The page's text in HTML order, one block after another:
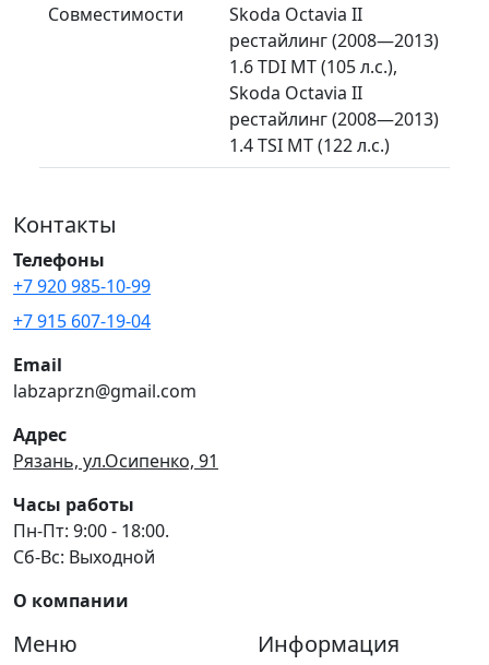
Совместимости
Skoda Octavia II
рестайлинг (2008—2013)
1.6 TDI MT (105 л.с.),
Skoda Octavia II
рестайлинг (2008—2013)
1.4 TSI MT (122 л.с.)
Контакты
Телефоны
+7 920 985-10-99
+7 915 607-19-04
Email
labzaprzn@gmail.com
Адрес
Рязань, ул.Осипенко, 91
Часы работы
Пн-Пт: 9:00 - 18:00.
Сб-Вс: Выходной
О компании
Меню Информация